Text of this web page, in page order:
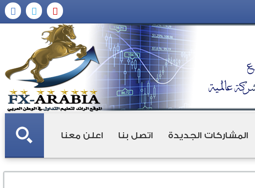
المشاركات الجديدة اتصل بنا اعلن معنا